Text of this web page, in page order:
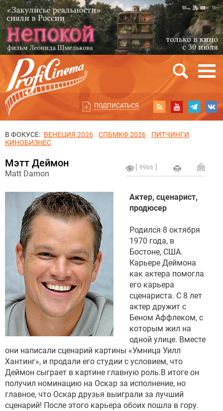
ПОДПИСАТЬСЯ
В ФОКУСЕ: ВЕНЕЦИЯ 2026 СПБМКФ 2026
ПИТЧИНГИ
КИНОБИЗНЕС
9966
Мэтт Деймон
Matt Damon
Актер, сценарист,
продюсер
Родился 8 октября
1970 года, в
Бостоне, США.
Карьере Деймона
как актера помогла
его карьера
сценариста. С 8 лет
актер дружит с
Беном Аффлеком, с
которым жил на
одной улице. Вместе
они написали сценарий картины «Умница Уилл
Хантинг», и продали его студии с условием, что
Деймон сыграет в картине главную роль.В итоге он
получил номинацию на Оскар за исполнение, но
главное, что Оскар друзья выиграли за лучший
сценарий! После этого карьера обоих пошла в гору.